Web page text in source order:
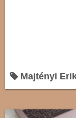
Majtényi